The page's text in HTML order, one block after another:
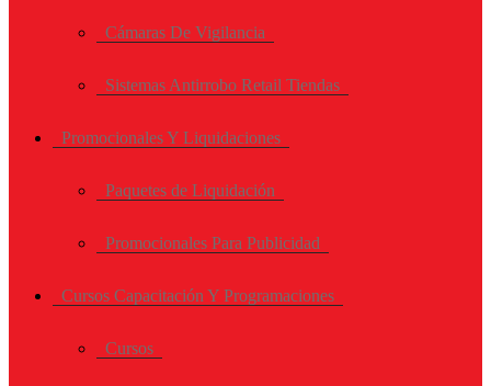
Cámaras De Vigilancia
Sistemas Antirrobo Retail Tiendas
Promocionales Y Liquidaciones
Paquetes de Liquidación
Promocionales Para Publicidad
Cursos Capacitación Y Programaciones
Cursos